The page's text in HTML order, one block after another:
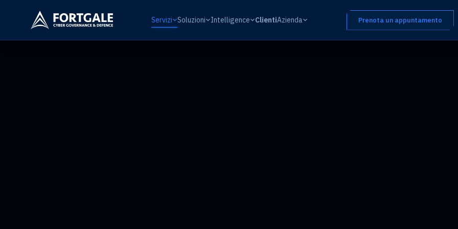
Servizi Soluzioni Intelligence ClientiAzienda Prenota un appuntamento